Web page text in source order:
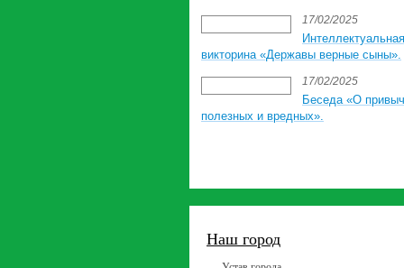
17/02/2025
Интеллектуальная
викторина «Державы верные сыны».
17/02/2025
Беседа «О
полезных и вредных».
Наш город